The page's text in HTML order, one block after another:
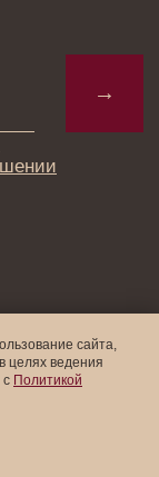
сайта,
целях ведения
с Политикой